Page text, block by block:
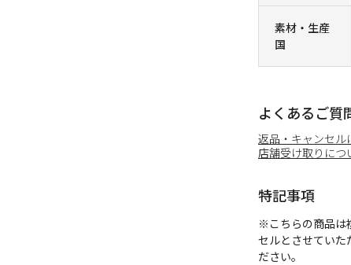
素材・生産
国
よくあるご質
返品・キャンセル
店舗受け取りにつ
特記事項
※こちらの商品は
セルとさせていた
ださい。